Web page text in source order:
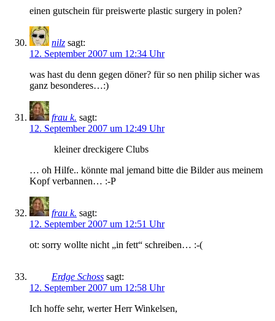
einen gutschein für preiswerte plastic surgery in polen?
nilz sagt:
12. September 2007 um 12:34 Uhr
was hast du denn gegen döner? für so nen philip sicher was
ganz besonderes…:)
frau k. sagt:
12. September 2007 um 12:49 Uhr
kleiner dreckigere Clubs
… oh Hilfe.. könnte mal jemand bitte die Bilder aus meinem
Kopf verbannen… :-P
frau k. sagt:
12. September 2007 um 12:51 Uhr
ot: sorry wollte nicht „in fett“ schreiben… :-(
Erdge Schoss sagt:
12. September 2007 um 12:58 Uhr
Ich hoffe sehr, werter Herr Winkelsen,